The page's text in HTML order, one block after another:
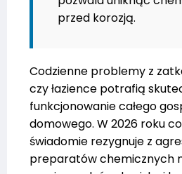
przed korozją.
Codzienne problemy z
czy łazience potrafią
funkcjonowanie całego
domowego. W 2026 roku
świadomie rezygnuje z
preparatów chemicznych